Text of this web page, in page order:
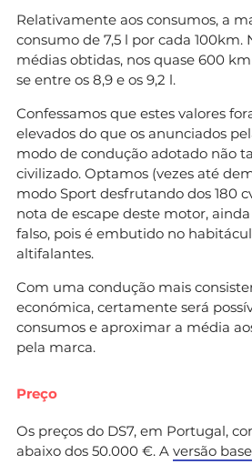
Relativamente aos consumos, a
consumo de 7,5 l por cada 100km.
médias obtidas, nos quase 600
se entre os 8,9 e os 9,2 l.
Confessamos que estes valores
elevados do que os anunciados
modo de condução adotado não
civilizado. Optamos (vezes até
modo Sport desfrutando dos 180
nota de escape deste motor,
falso, pois é embutido no
altifalantes.
Com uma condução mais
económica, certamente será
consumos e aproximar a média
pela marca.
Preço
Os preços do DS7, em Portugal,
abaixo dos 50.000 €. A versão base